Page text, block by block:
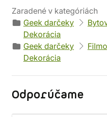
Zaradené v kategóriách
Geek darčeky
Dekorácia
Geek darčeky
Dekorácia
Odporúčame